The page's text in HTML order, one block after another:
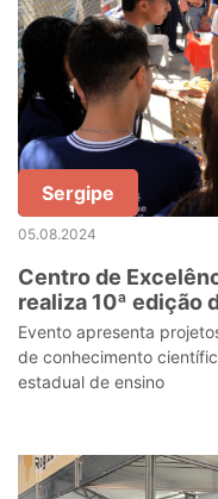
Sergipe
05.08.2024
Centro de
realiza 10ª edição
Evento apresenta
de conhecimento
estadual de ensino